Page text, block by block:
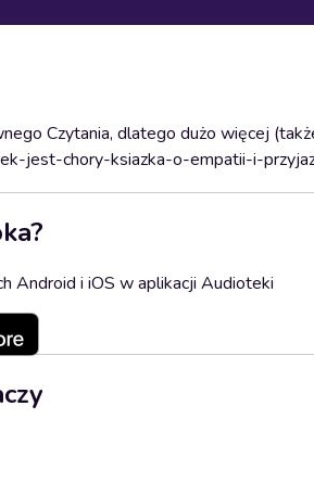
Czytania, dlatego dużo więcej
jest-chory-ksiazka-o-empatii-i-
Android i iOS w aplikacji Audioteki